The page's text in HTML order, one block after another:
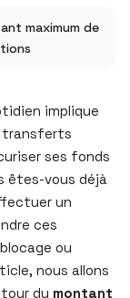
maximum de
implique
transferts
ses fonds
êtes-vous déjà
un
ces
ou
nous allons
du montant